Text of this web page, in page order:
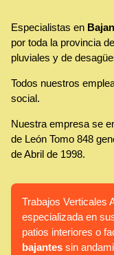
Especialistas en
por toda la provincia
pluviales y de
Todos nuestros
social.
Nuestra empresa se
de León Tomo 848
de Abril de 1998.
Trabajos Verticales
especializada en
patios interiores o
bajantes sin